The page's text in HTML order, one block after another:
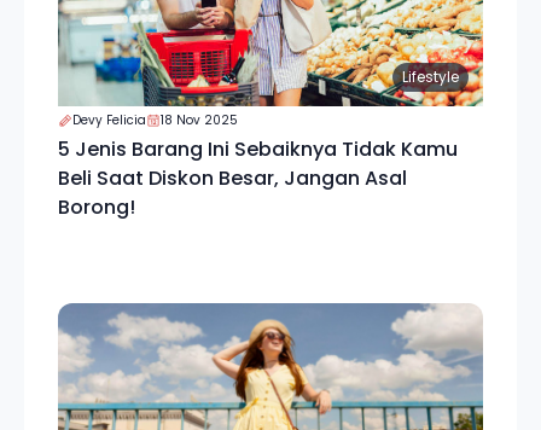
Lifestyle
Devy Felicia 18 Nov 2025
5 Jenis Barang Ini Sebaiknya Tidak Kamu
Beli Saat Diskon Besar, Jangan Asal
Borong!